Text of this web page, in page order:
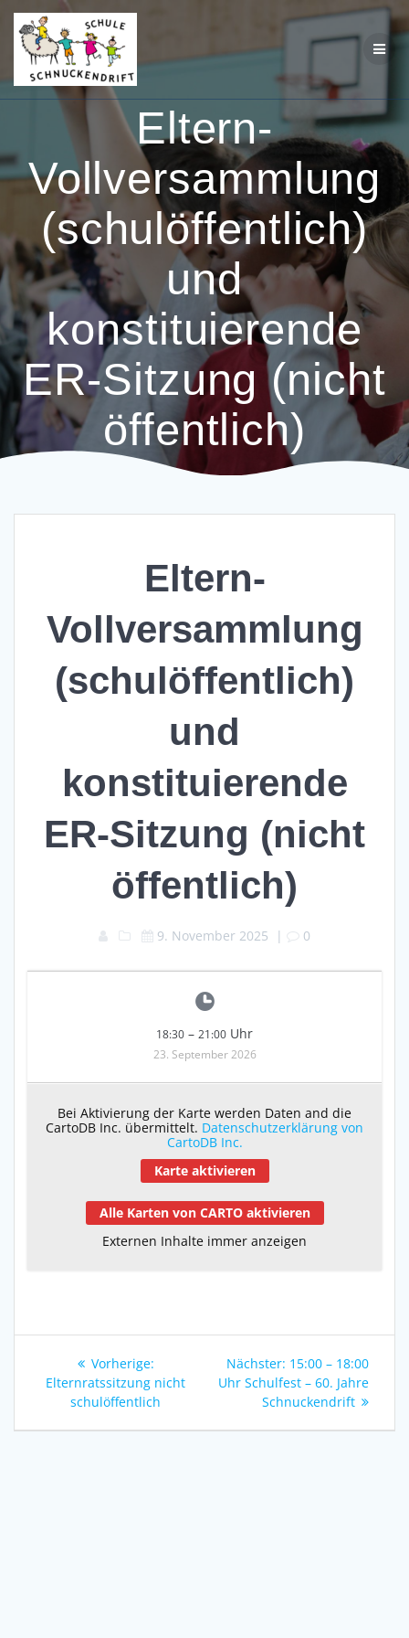
Eltern-
Vollversammlung
(schulöffentlich)
und
konstituierende
ER-Sitzung (nicht
öffentlich)
Eltern-
Vollversammlung
(schulöffentlich)
und
konstituierende
ER-Sitzung (nicht
öffentlich)
9. November 2025 | 0
18:30 – 21:00 Uhr
23. September 2026
Bei Aktivierung der Karte werden Daten and die
CartoDB Inc. übermittelt. Datenschutzerklärung von
CartoDB Inc.
Karte aktivieren
Alle Karten von CARTO aktivieren
Externen Inhalte immer anzeigen
Beitragsnavigation
Vorherige:Vorheriger
Beitrag:
Elternratssitzung nicht
schulöffentlich
Nächster: Nächster
Beitrag:
15:00 – 18:00
Uhr Schulfest – 60. Jahre
Schnuckendrift